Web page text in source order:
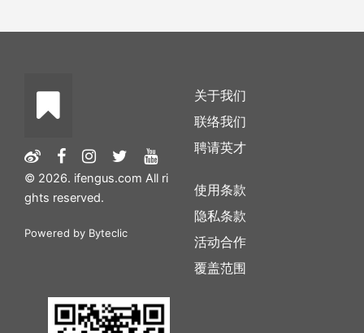
© 2026. ifengus.com All ri
ghts reserved.
Powered by Byteclic
关于我们
联络我们
聘请英才
使用条款
隐私条款
活动合作
覆盖范围